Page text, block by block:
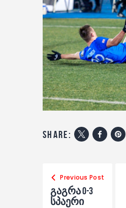
share:
Previous Post
გაგრა 0-3
სპაერი